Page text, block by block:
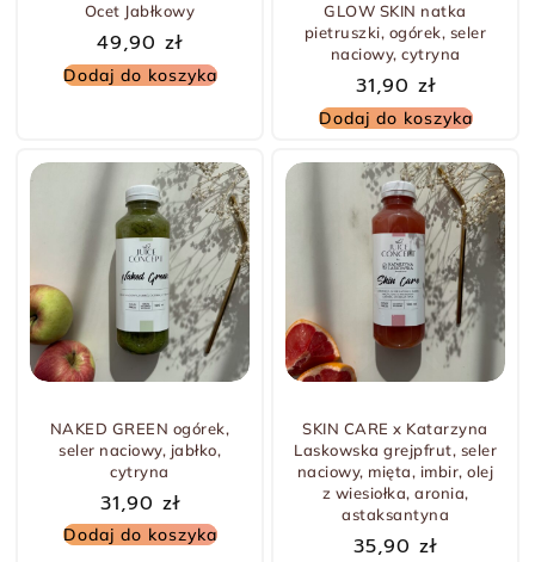
Ocet Jabłkowy
49,90 zł
Dodaj do koszyka
GLOW SKIN natka
pietruszki, ogórek, seler
naciowy, cytryna
31,90 zł
Dodaj do koszyka
NAKED GREEN ogórek,
seler naciowy, jabłko,
cytryna
31,90 zł
Dodaj do koszyka
SKIN CARE x Katarzyna
Laskowska grejpfrut, seler
naciowy, mięta, imbir, olej
z wiesiołka, aronia,
astaksantyna
35,90 zł